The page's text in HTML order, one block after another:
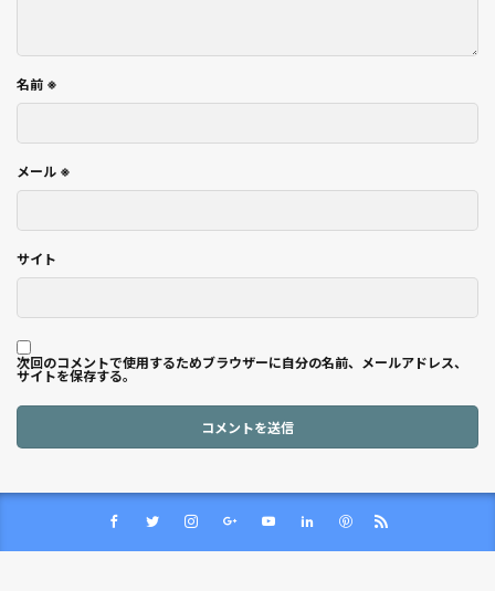
名前 ※
メール ※
サイト
次回のコメントで使用するためブラウザーに自分の名前、メールアドレス、
サイトを保存する。